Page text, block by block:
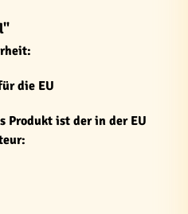
die EU
Produkt ist der in der EU